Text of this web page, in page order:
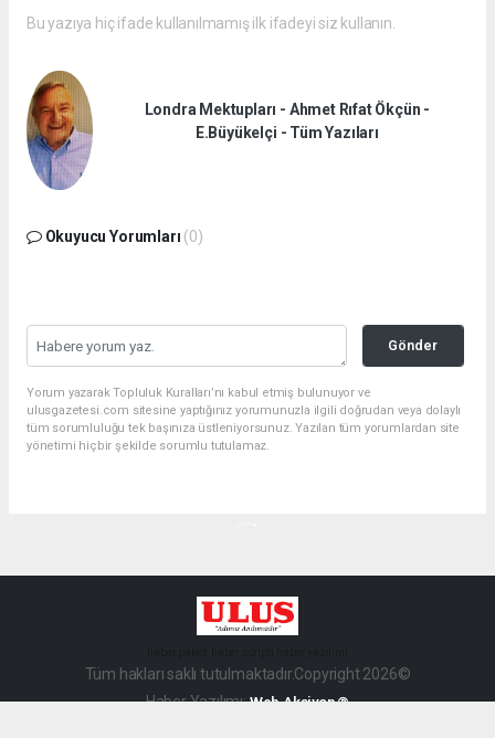
Bu yazıya hiç ifade kullanılmamış ilk ifadeyi siz kullanın.
Londra Mektupları - Ahmet Rıfat Ökçün -
E.Büyükelçi - Tüm Yazıları
Okuyucu Yorumları (0)
Gönder
Yorum yazarak Topluluk Kuralları’nı kabul etmiş bulunuyor ve
ulusgazetesi.com sitesine yaptığınız yorumunuzla ilgili doğrudan veya dolaylı
tüm sorumluluğu tek başınıza üstleniyorsunuz. Yazılan tüm yorumlardan site
yönetimi hiçbir şekilde sorumlu tutulamaz.
Tüm hakları saklı tutulmaktadır.Copyright 2026©
Haber Yazılımı:Web Aksiyon ®